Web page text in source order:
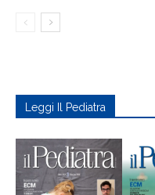
Leggi Il Pediatra